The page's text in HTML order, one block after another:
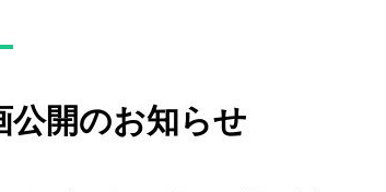
公開のお知らせ